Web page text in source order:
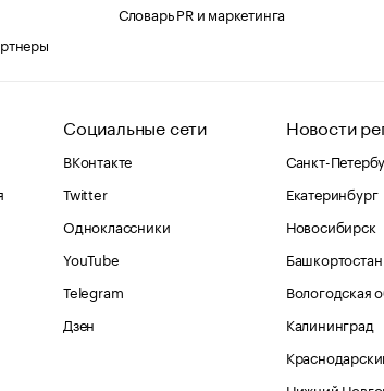
Словарь PR и маркетинга
Социальные сети
ВКонтакте
Twitter
Одноклассники
YouTube
Telegram
Дзен
Новости
Санкт-
Екатеринбург
Новосибирск
Башкортостан
Вологодская
Калининград